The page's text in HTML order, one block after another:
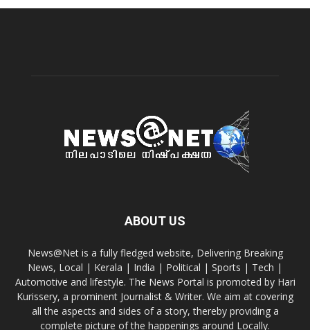
ABOUT US
News@Net is a fully fledged website, Delivering Breaking
News, Local | Kerala | India | Political | Sports | Tech |
Automotive and lifestyle. The News Portal is promoted by Hari
Kurissery, a prominent Journalist & Writer. We aim at covering
all the aspects and sides of a story, thereby providing a
complete picture of the happenings around Locally.